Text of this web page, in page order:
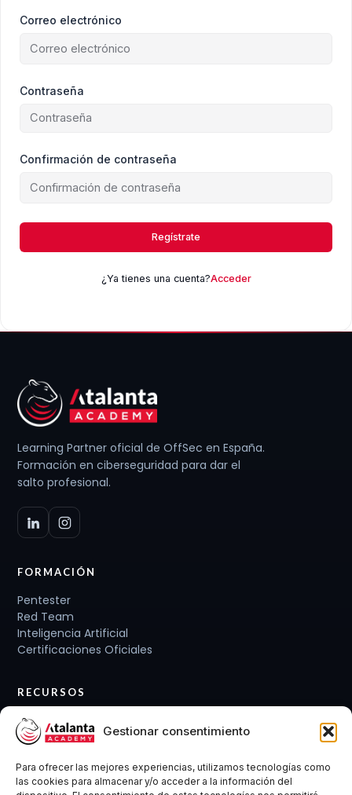
Gestionar consentimiento
Para ofrecer las mejores experiencias, utilizamos tecnologías como
las cookies para almacenar y/o acceder a la información del
Correo electrónico
Contraseña
Confirmación de contraseña
Regístrate
¿Ya tienes una cuenta?Acceder
Learning Partner oficial de OffSec en España.
Formación en ciberseguridad para dar el
salto profesional.
FORMACIÓN
Pentester
Red Team
Inteligencia Artificial
Certificaciones Oficiales
RECURSOS
Planes de carrera
Cursos y Packs
Conócenos